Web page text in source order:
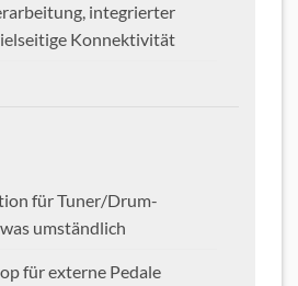
integrierter
Konnektivität
für Tuner/Drum-
umständlich
für externe Pedale